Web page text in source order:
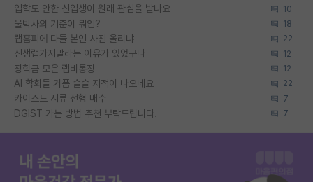
입학도 안한 신입생이 원래 관심을 받나요 10
물박사의 기준이 뭐임? 18
랩홈피에 다들 본인 사진 올리냐 22
신생랩가지말라는 이유가 있었구나 12
장학금 모은 랩비통장 12
AI 학회들 거품 슬슬 지적이 나오네요 22
카이스트 서류 전형 배수 7
DGIST 가는 방법 추천 부탁드립니다. 7